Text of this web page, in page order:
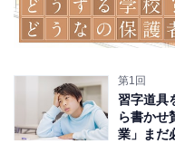
ら、大騒ぎになるでしょ
「PTAと学校は別の団
ら。逆にいうと、子ど
員として扱われるため
第1回
習字道具
ら書か
業」まだ